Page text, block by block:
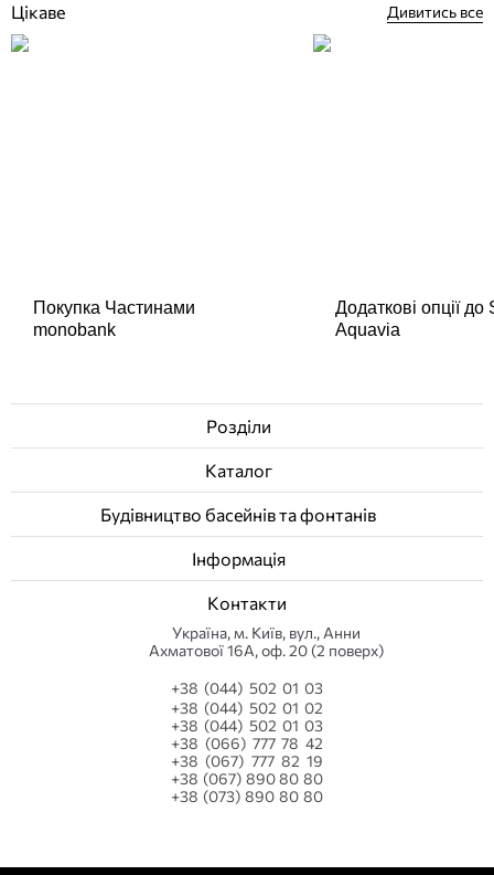
Цікаве Дивитись все
Покупка Частинами
monobank
Додаткові опції
Aquavia
Розділи
Каталог
Будівництво басейнів та фонтанів
Інформація
Контакти
Українa, м. Київ, вул., Анни
Ахматової 16А, оф. 20 (2 поверх)
+38 (044) 502 01 03
+38 (044) 502 01 02
+38 (044) 502 01 03
+38 (066) 777 78 42
+38 (067) 777 82 19
+38 (067) 890 80 80
+38 (073) 890 80 80